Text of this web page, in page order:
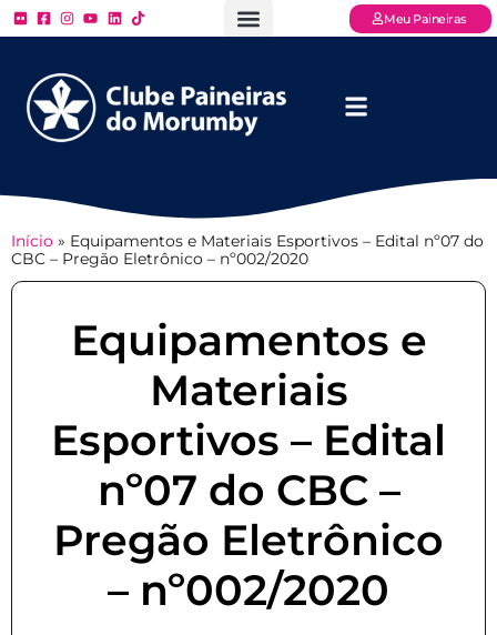
Meu Paineiras
Início » Equipamentos e Materiais Esportivos – Edital nº07 do
CBC – Pregão Eletrônico – nº002/2020
Equipamentos e
Materiais
Esportivos – Edital
nº07 do CBC –
Pregão Eletrônico
– nº002/2020